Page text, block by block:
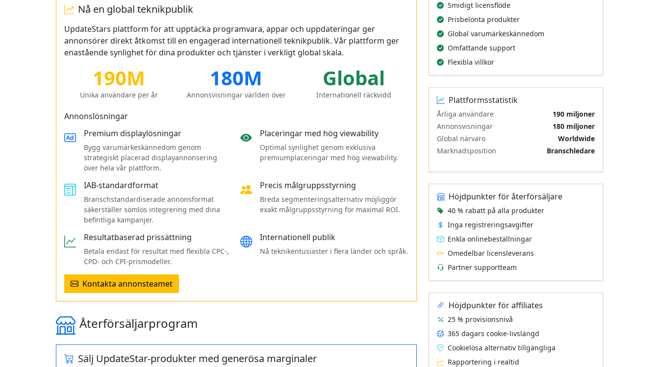
Nå en global teknikpublik
UpdateStars plattform för att upptäcka programvara, appar och uppdateringar ger
annonsörer direkt åtkomst till en engagerad internationell teknikpublik. Vår plattform ger
enastående synlighet för dina produkter och tjänster i verkligt global skala.
190M
Unika användare per år
180M
Annonsvisningar världen över
Global
Internationell räckvidd
Annonslösningar
Premium displaylösningar
Bygg varumärkeskännedom genom
strategiskt placerad display­annonsering
över hela vår plattform.
Placeringar med hög viewability
Optimal synlighet genom exklusiva
premiumplaceringar med hög viewability.
IAB-standardformat
Branschstandardiserade annonsformat
säkerställer sömlös integrering med dina
befintliga kampanjer.
Precis målgruppsstyrning
Breda segmenteringsalternativ möjliggör
exakt målgruppsstyrning för maximal ROI.
Resultatbaserad prissättning
Betala endast för resultat med flexibla CPC-,
CPD- och CPI-prismodeller.
Internationell publik
Nå teknikentusiaster i flera länder och språk.
Kontakta annons­teamet
Återförsäljarprogram
Sälj UpdateStar-produkter med generösa marginaler
Smidigt licensflöde
Prisbelönta produkter
Global varumärkeskännedom
Omfattande support
Flexibla villkor
Plattformsstatistik
Årliga användare
190 miljoner
Annonsvisningar
180 miljoner
Global närvaro
Worldwide
Marknadsposition
Branschledare
Höjdpunkter för återförsäljare
40 % rabatt på alla produkter
Inga registreringsavgifter
Enkla online­beställningar
Omedelbar licensleverans
Partner supportteam
Höjdpunkter för affiliates
25 % provisionsnivå
365 dagars cookie-livslängd
Cookielösa alternativ tillgängliga
Rapportering i realtid